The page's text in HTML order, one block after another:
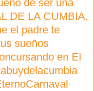
de ser una
DE LA CUMBIA,
el padre te
sueños
en El